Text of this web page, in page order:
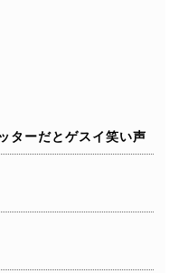
ターだとゲスイ笑い声